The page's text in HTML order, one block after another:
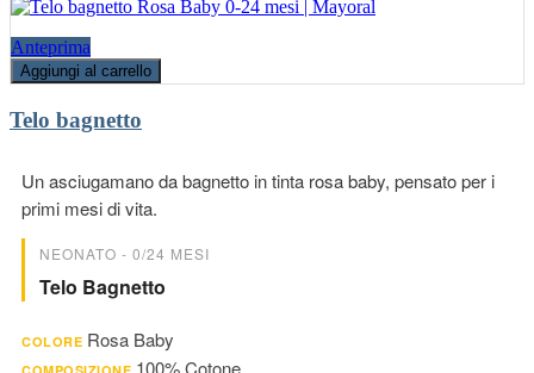
Anteprima
Aggiungi al carrello
Telo bagnetto
Un asciugamano da bagnetto in tinta rosa baby, pensato per i
primi mesi di vita.
NEONATO - 0/24 MESI
Telo Bagnetto
COLORE Rosa Baby